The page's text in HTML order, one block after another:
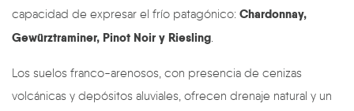
capacidad de expresar el frío patagónico: Chardonnay,
Gewürztraminer, Pinot Noir y Riesling.
Los suelos franco-arenosos, con presencia de cenizas
volcánicas y depósitos aluviales, ofrecen drenaje natural y un